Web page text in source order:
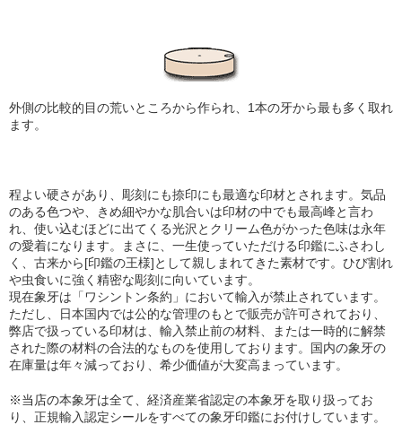
外側の比較的目の荒いところから作られ、1本の牙から最も多く取れ
ます。
程よい硬さがあり、彫刻にも捺印にも最適な印材とされます。気品
のある色つや、きめ細やかな肌合いは印材の中でも最高峰と言わ
れ、使い込むほどに出てくる光沢とクリーム色がかった色味は永年
の愛着になります。まさに、一生使っていただける印鑑にふさわし
く、古来から[印鑑の王様]として親しまれてきた素材です。ひび割れ
や虫食いに強く精密な彫刻に向いています。
現在象牙は「ワシントン条約」において輸入が禁止されています。
ただし、日本国内では公的な管理のもとで販売が許可されており、
弊店で扱っている印材は、輸入禁止前の材料、または一時的に解禁
された際の材料の合法的なものを使用しております。国内の象牙の
在庫量は年々減っており、希少価値が大変高まっています。
※当店の本象牙は全て、経済産業省認定の本象牙を取り扱ってお
り
、正規輸入認定シールをすべての象牙印鑑にお付けしています。